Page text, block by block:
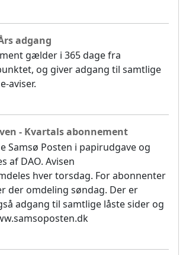
adgang
gælder i 365 dage fra
og giver adgang til samtlige
aviser.
- Kvartals abonnement
Samsø Posten i papirudgave og
af DAO. Avisen
hver torsdag. For abonnenter
der omdeling søndag. Der er
adgang til samtlige låste sider og